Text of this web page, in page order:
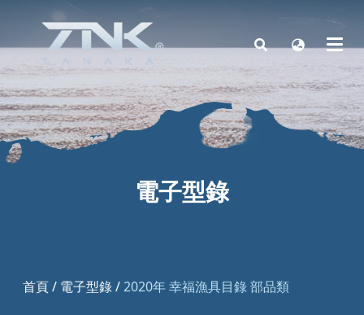
電子型錄
首頁/ 電子型錄/2020年 幸福漁具目錄 部品類